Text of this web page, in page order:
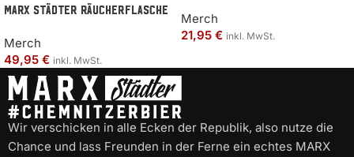
MARX Städter Räucherflasche
Merch
49,95 € inkl. MwSt.
Merch
21,95 € inkl. MwSt.
Wir verschicken in alle Ecken der Republik, also nutze die
Chance und lass Freunden in der Ferne ein echtes MARX